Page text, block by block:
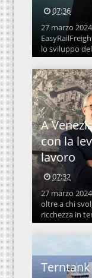
07:36
27 marzo
lo sviluppo
A
con la
lavoro
07:32
27 marzo
oltre a chi
ricchezza in